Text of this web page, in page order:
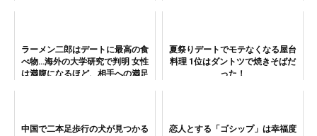
ラーメン二郎はデートに最高の食
べ物…海外の大学研究で判明 女性
は満腹になるほど、相手への満足
夏祭りデートでモテなくなる屋台
料理 1位はダントツで焼きそばだ
った！
中国で二本足歩行の犬が見つかる
恋人とする「ゴシップ」は幸福度